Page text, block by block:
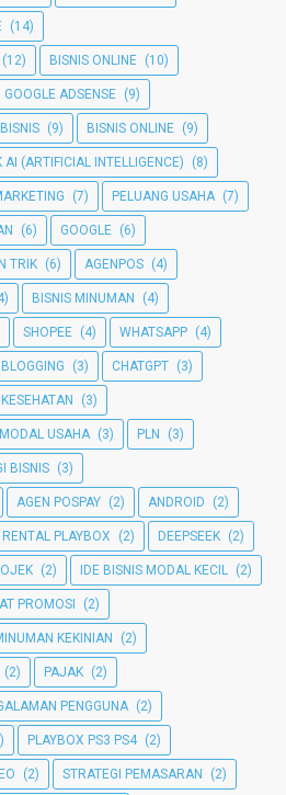
(14)
(12) BISNIS ONLINE (10)
GOOGLE ADSENSE (9)
(9) BISNIS ONLINE (9)
AI (ARTIFICIAL INTELLIGENCE) (8)
(7) PELUANG USAHA (7)
(6) GOOGLE (6)
TRIK (6) AGENPOS (4)
BISNIS MINUMAN (4)
SHOPEE (4) WHATSAPP (4)
BLOGGING (3) CHATGPT (3)
KESEHATAN (3)
MODAL USAHA (3) PLN (3)
BISNIS (3)
AGEN POSPAY (2) ANDROID (2)
RENTAL PLAYBOX (2) DEEPSEEK (2)
(2) IDE BISNIS MODAL KECIL (2)
PROMOSI (2)
KEKINIAN (2)
(2) PAJAK (2)
PENGGUNA (2)
PLAYBOX PS3 PS4 (2)
(2) STRATEGI PEMASARAN (2)